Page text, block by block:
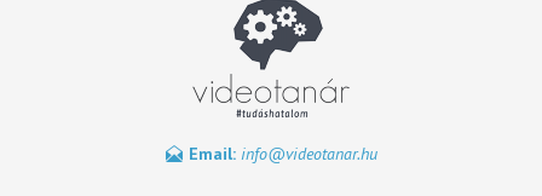
Email: info@videotanar.hu